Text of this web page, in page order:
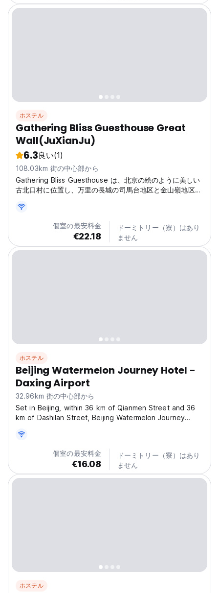
ホステル
Gathering Bliss Guesthouse Great
Wall(JuXianJu)
6.3良い(1)
108.03km 街の中心部から
Gathering Bliss Guesthouse は、北京の絵のように美しい
古北口村に位置し、万里の長城の司馬台地区と金山嶺地区か
提供しています。
個室の最安料金
€22.18
ドーミトリー（寮）はあり
ません
ホステル
Beijing Watermelon Journey Hotel -
Daxing Airport
32.96km 街の中心部から
Set in Beijing, within 36 km of Qianmen Street and 36
km of Dashilan Street, Beijing Watermelon Journey
garden and free WiFi as well as free private parking for
guests who drive. The property is located 37...
個室の最安料金
€16.08
ドーミトリー（寮）はあり
ません
ホステル